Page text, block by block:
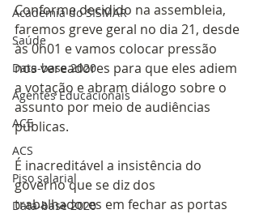
Academia do SISMAR
Saúde
Data-base 2020
Agentes Educacionais
ACE
ACS
Piso salarial
Data-base 2020
Conforme decidido na assembleia,
faremos greve geral no dia 21, desde
às 0h01 e vamos colocar pressão
nos vereadores para que eles adiem
a votação e abram diálogo sobre o
assunto por meio de audiências
públicas.
É inacreditável a insistência do
governo que se diz dos
trabalhadores em fechar as portas